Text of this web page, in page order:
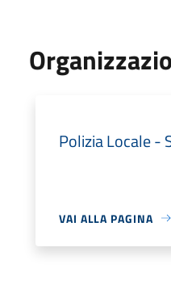
Polizia Locale -
VAI ALLA PAGINA